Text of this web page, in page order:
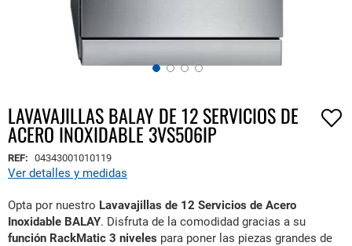
Saltar
al
comienzo
de
la
de
imágenes
LAVAVAJILLAS BALAY DE 12 SERVICIOS DE
ACERO INOXIDABLE 3VS506IP
Ver detalles y medidas
REF: 04343001010119
Opta por nuestro Lavavajillas de 12 Servicios de Acero
Inoxidable BALAY. Disfruta de la comodidad gracias a su
función RackMatic 3 niveles para poner las piezas grandes de